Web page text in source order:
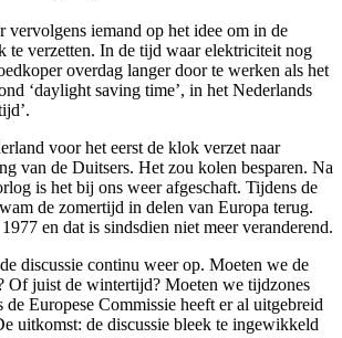
vervolgens iemand op het idee om in de
te verzetten. In de tijd waar elektriciteit nog
overdag langer door te werken als het
‘daylight saving time’, in het Nederlands
voor het eerst de klok verzet naar
van de Duitsers. Het zou kolen besparen. Na
is het bij ons weer afgeschaft. Tijdens de
de zomertijd in delen van Europa terug.
en dat is sindsdien niet meer veranderend.
discussie continu weer op. Moeten we de
Of juist de wintertijd? Moeten we tijdzones
de Europese Commissie heeft er al uitgebreid
uitkomst: de discussie bleek te ingewikkeld